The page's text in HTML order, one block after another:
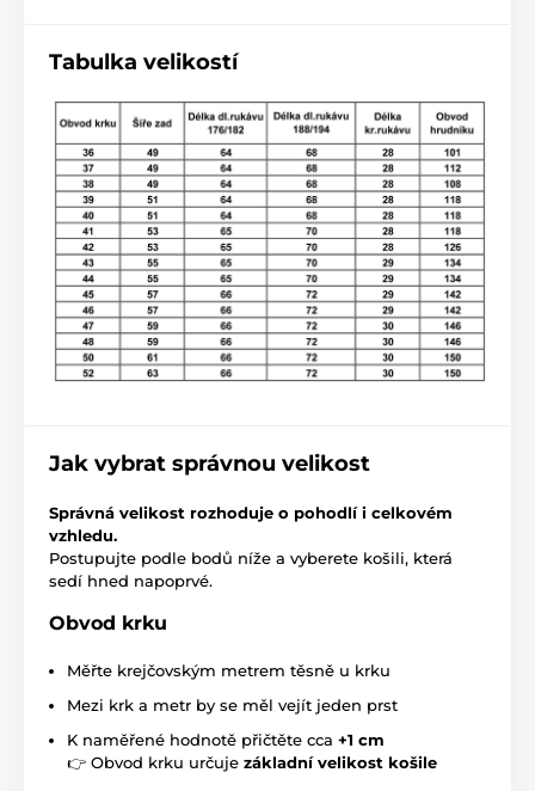
Tabulka velikostí
Jak vybrat správnou velikost
Správná velikost rozhoduje o pohodlí i celkovém
vzhledu.
Postupujte podle bodů níže a vyberete košili, která
sedí hned napoprvé.
Obvod krku
Měřte krejčovským metrem těsně u krku
Mezi krk a metr by se měl vejít jeden prst
K naměřené hodnotě přičtěte cca +1 cm
👉 Obvod krku určuje základní velikost košile